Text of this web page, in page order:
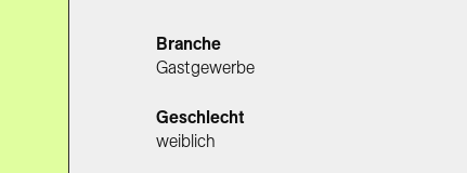
Branche
Gastgewerbe
Geschlecht
weiblich